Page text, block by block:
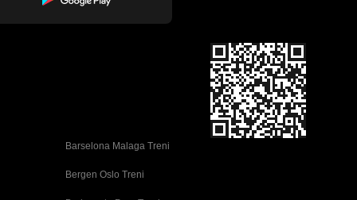
Barselona Malaga Treni
Bergen Oslo Treni